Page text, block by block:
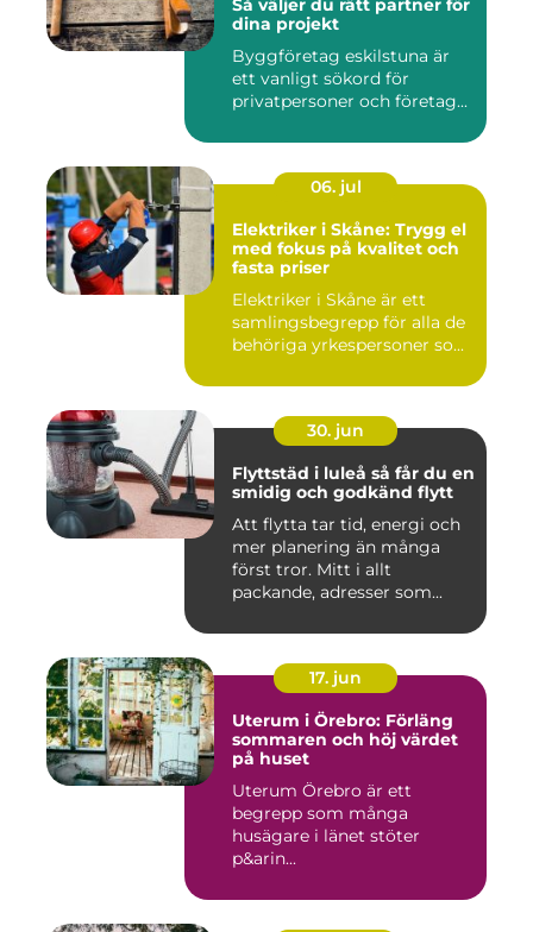
Så väljer du rätt partner för
dina projekt
Byggföretag eskilstuna är
ett vanligt sökord för
privatpersoner och företag...
06. jul
Elektriker i Skåne: Trygg el
med fokus på kvalitet och
fasta priser
Elektriker i Skåne är ett
samlingsbegrepp för alla de
behöriga yrkespersoner so...
30. jun
Flyttstäd i luleå så får du en
smidig och godkänd flytt
Att flytta tar tid, energi och
mer planering än många
först tror. Mitt i allt
packande, adresser som...
17. jun
Uterum i Örebro: Förläng
sommaren och höj värdet
på huset
Uterum Örebro är ett
begrepp som många
husägare i länet stöter
p&arin...